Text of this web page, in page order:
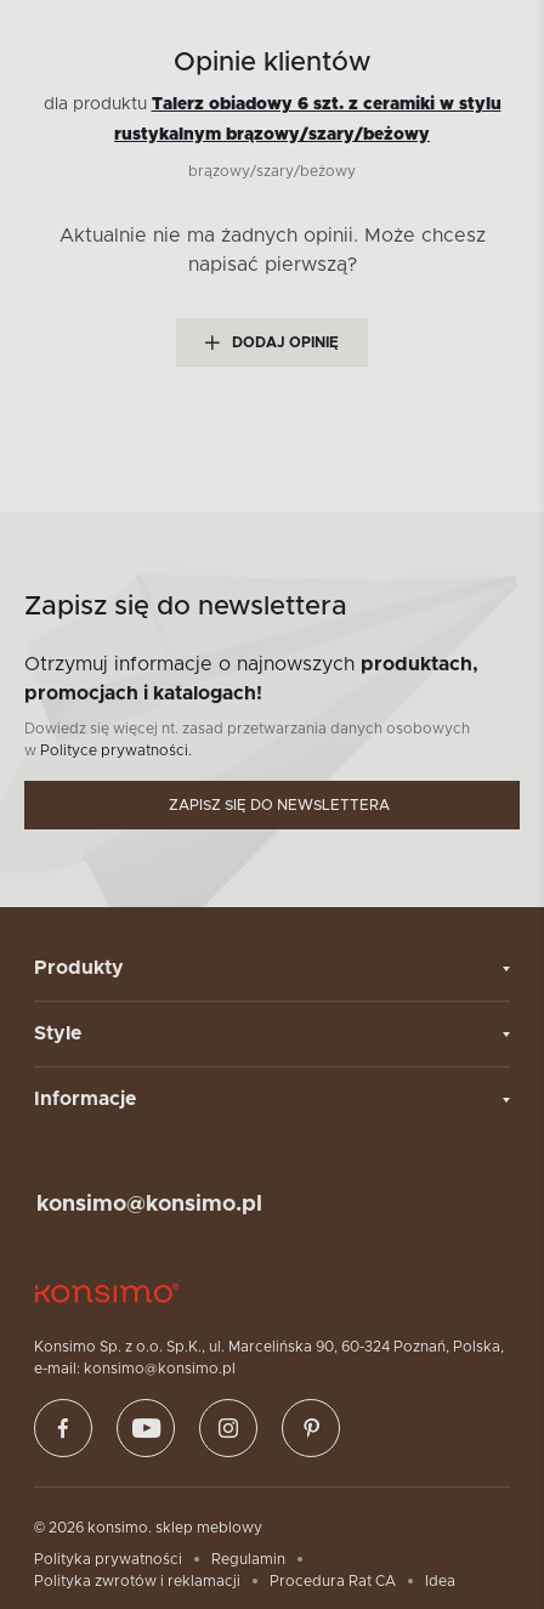
Opinie klientów
dla produktu Talerz obiadowy 6 szt. z ceramiki w stylu
rustykalnym brązowy/szary/beżowy
brązowy/szary/beżowy
Aktualnie nie ma żadnych opinii. Może chcesz
napisać pierwszą?
DODAJ OPINIĘ
Zapisz się do newslettera
Otrzymuj informacje o najnowszych produktach,
promocjach i katalogach!
Dowiedz się więcej nt. zasad przetwarzania danych osobowych
w Polityce prywatności.
ZAPISZ SIĘ DO NEWSLETTERA
Produkty
Style
Informacje
Konsimo Sp. z o.o. Sp.K., ul. Marcelińska 90, 60-324 Poznań, Polska,
e-mail: konsimo@konsimo.pl
konsimo@konsimo.pl
© 2026 konsimo. sklep meblowy
Polityka prywatności
Regulamin
Polityka zwrotów i reklamacji
Procedura Rat CA Idea